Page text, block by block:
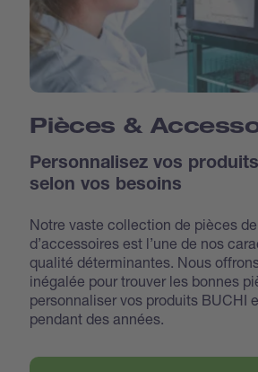
Pièces &
Personnalisez vos
selon vos besoins
Notre vaste collection de pièces
d’accessoires est l’une de nos
qualité déterminantes. Nous
inégalée pour trouver les bonnes
personnaliser vos produits BUCHI
pendant des années.